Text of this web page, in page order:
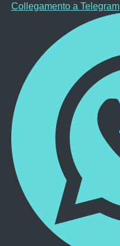
Collegamento a Telegram